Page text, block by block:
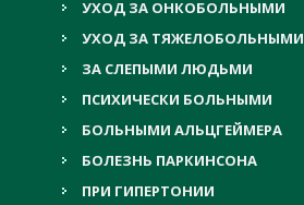
УХОД ЗА ОНКОБОЛЬНЫМИ
УХОД ЗА ТЯЖЕЛОБОЛЬНЫМИ
ЗА СЛЕПЫМИ ЛЮДЬМИ
ПСИХИЧЕСКИ БОЛЬНЫМИ
БОЛЬНЫМИ АЛЬЦГЕЙМЕРА
БОЛЕЗНЬ ПАРКИНСОНА
ПРИ ГИПЕРТОНИИ